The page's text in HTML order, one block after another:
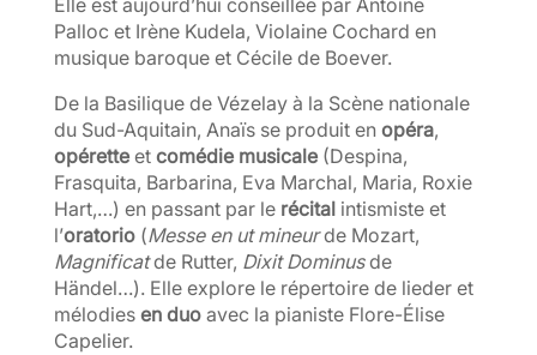
Elle est aujourd’hui conseillée par Antoine
Palloc et Irène Kudela, Violaine Cochard en
musique baroque et Cécile de Boever.
De la Basilique de Vézelay à la Scène nationale
du Sud-Aquitain, Anaïs se produit en opéra,
opéretteet comédie musicale(Despina,
Frasquita, Barbarina, Eva Marchal, Maria, Roxie
Hart,…) en passant par le récitalintismiste et
l’oratorio(Messe en ut mineurde Mozart,
Magnificatde Rutter, Dixit Dominusde
Händel…). Elle explore le répertoire de lieder et
mélodies en duoavec la pianiste Flore-Élise
Capelier.